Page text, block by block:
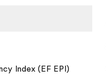
Index (EF EPI)